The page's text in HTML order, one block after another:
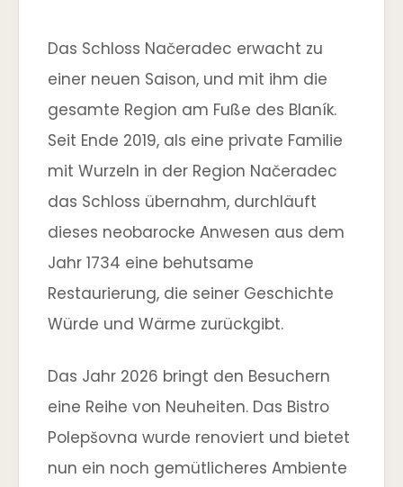
Das Schloss Načeradec erwacht zu
einer neuen Saison, und mit ihm die
gesamte Region am Fuße des Blaník.
Seit Ende 2019, als eine private Familie
mit Wurzeln in der Region Načeradec
das Schloss übernahm, durchläuft
dieses neobarocke Anwesen aus dem
Jahr 1734 eine behutsame
Restaurierung, die seiner Geschichte
Würde und Wärme zurückgibt.
Das Jahr 2026 bringt den Besuchern
eine Reihe von Neuheiten. Das Bistro
Polepšovna wurde renoviert und bietet
nun ein noch gemütlicheres Ambiente